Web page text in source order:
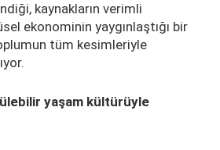
kaynakların verimli
ekonominin yaygınlaştığı bir
tüm kesimleriyle
yaşam kültürüyle